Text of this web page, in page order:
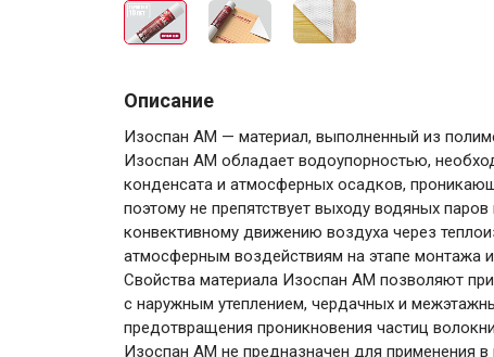
Описание
Изоспан AМ — материал, выполненный из
Изоспан AМ обладает водоупорностью,
конденсата и атмосферных осадков,
поэтому не препятствует выходу водяных
конвективному движению воздуха через
атмосферным воздействиям на этапе монтажа
Свойства материала Изоспан AМ позволяют
с наружным утеплением, чердачных и
предотвращения проникновения частиц
Изоспан AМ не предназначен для применения
Крепежи
Анкеры
Монтажные ленты